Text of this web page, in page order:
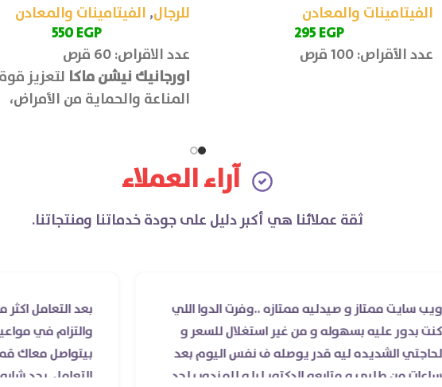
الفيتامينات والمعادن
295EGP
عدد الأقراص: 100 قرص
للرجال, الفيتامينات والمعادن
550EGP
عدد الاقراص: 60 قرص
اورجانيك نيشن ماكا لتعزيز قوة
المناعة والحماية من الأمراض،
بالإضافة لدعم الطاقة وتحسين
صحة العظام.
آراء العملاء
ثقة عملائنا هي أكبر دليل على جودة خدماتنا ومنتجاتنا.
ممتاز و صيدليه ممتازه ..وفرت الدوا اللي
عليه بسهوله و من غير استغلال للسعر و
ليه قدر يوصله ف نفس اليوم بعد
طلبي و متابعه الدكتور ليا و للمندوب لحد
بعد التعامل اكثر من مرة
والتزام في مواعيد الشحن
بيتواصل معاك قمة
التعامل. بجد شابووو 👏‏